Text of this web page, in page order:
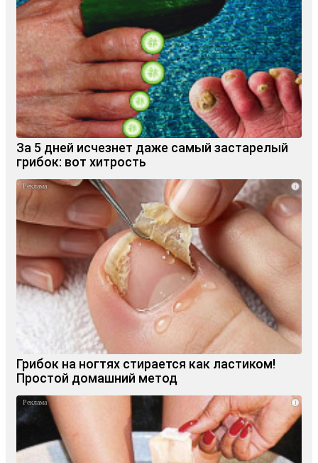
За 5 дней исчезнет даже самый застарелый
грибок: вот хитрость
i
Грибок на ногтях стирается как ластиком!
Простой домашний метод
i